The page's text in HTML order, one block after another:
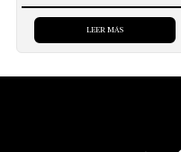
4.50
de 5
LEER MÁS